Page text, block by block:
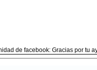
de facebook: Gracias por tu